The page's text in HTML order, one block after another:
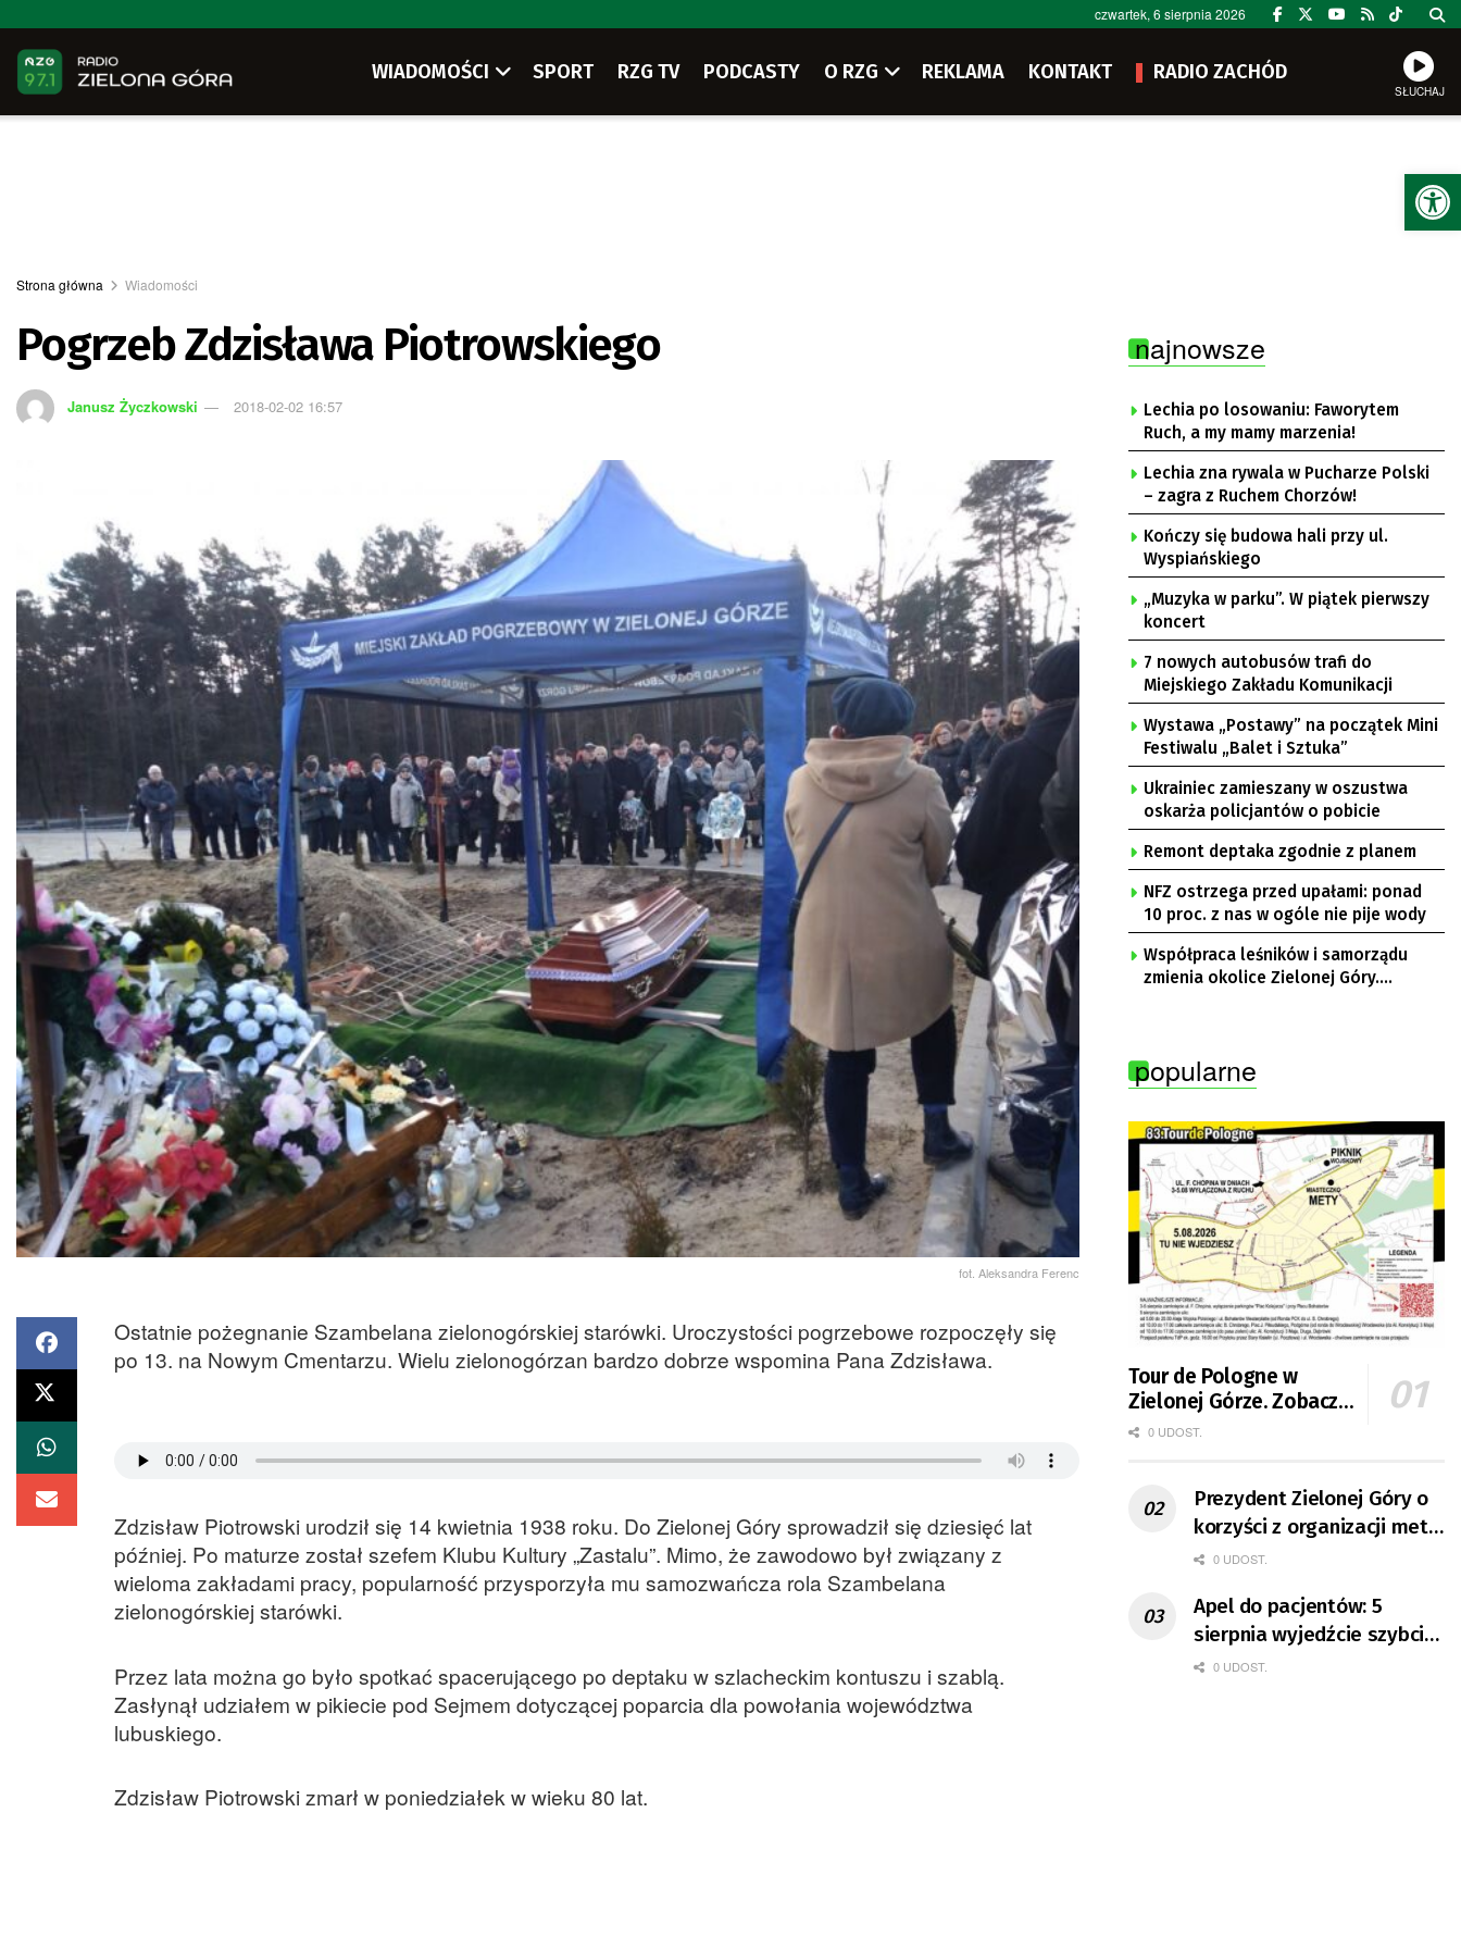
czwartek, 6 sierpnia 2026
WIADOMOŚCI SPORT RZG TV PODCASTY O RZG REKLAMA KONTAKT RADIO ZACHÓD
SŁUCHAJ
Strona główna Wiadomości
Pogrzeb Zdzisława Piotrowskiego
Janusz Życzkowski 2018-02-02 16:57
fot. Aleksandra Ferenc
Ostatnie pożegnanie Szambelana zielonogórskiej starówki. Uroczystości pogrzebowe rozpoczęły się
po 13. na Nowym Cmentarzu. Wielu zielonogórzan bardzo dobrze wspomina Pana Zdzisława.
Zdzisław Piotrowski urodził się 14 kwietnia 1938 roku. Do Zielonej Góry sprowadził się dziesięć lat
później. Po maturze został szefem Klubu Kultury „Zastalu”. Mimo, że zawodowo był związany z
wieloma zakładami pracy, popularność przysporzyła mu samozwańcza rola Szambelana
zielonogórskiej starówki.
Przez lata można go było spotkać spacerującego po deptaku w szlacheckim kontuszu i szablą.
Zasłynął udziałem w pikiecie pod Sejmem dotyczącej poparcia dla powołania województwa
lubuskiego.
Zdzisław Piotrowski zmarł w poniedziałek w wieku 80 lat.
najnowsze
Lechia po losowaniu: Faworytem
Ruch, a my mamy marzenia!
Lechia zna rywala w Pucharze Polski
– zagra z Ruchem Chorzów!
Kończy się budowa hali przy ul.
Wyspiańskiego
„Muzyka w parku”. W piątek pierwszy
koncert
7 nowych autobusów trafi do
Miejskiego Zakładu Komunikacji
Wystawa „Postawy” na początek Mini
Festiwalu „Balet i Sztuka”
Ukrainiec zamieszany w oszustwa
oskarża policjantów o pobicie
Remont deptaka zgodnie z planem
NFZ ostrzega przed upałami: ponad
10 proc. z nas w ogóle nie pije wody
Współpraca leśników i samorządu
zmienia okolice Zielonej Góry.
popularne
Tour de Pologne w
Zielonej Górze. Zobacz
zmiany w organizacji
0 UDOST.
Prezydent Zielonej Góry o
korzyści z organizacji mety
Tour de Pologne
0 UDOST.
Apel do pacjentów: 5
sierpnia wyjedźcie szybciej
z domów
0 UDOST.